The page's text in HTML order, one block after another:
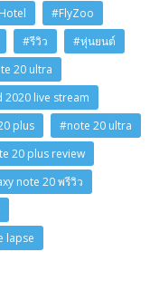
#FlyZoo
#รีวิว
#หุ่นยนต์
20 ultra
2020 live stream
plus
#note 20 ultra
20 plus review
note 20 พรีวิว
lapse